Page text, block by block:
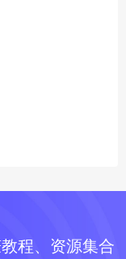
程、资源集合